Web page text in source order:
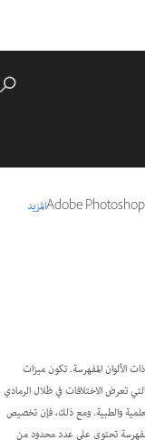
المزيد
الألوان المفهرسة. تكون ميزات
تعرض الاختلافات في ظلال الرمادي
والطبية. ومع ذلك، فإن تخصيص
مفهرسة تحتوي على عدد محدود من